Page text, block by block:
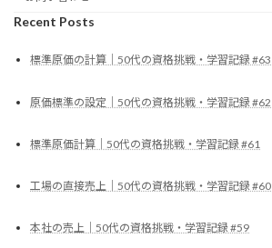
Recent Posts
標準原価の計算｜50代の資格挑戦・学習記録 #63
原価標準の設定｜50代の資格挑戦・学習記録 #62
標準原価計算｜50代の資格挑戦・学習記録 #61
工場の直接売上｜50代の資格挑戦・学習記録 #60
本社の売上｜50代の資格挑戦・学習記録 #59